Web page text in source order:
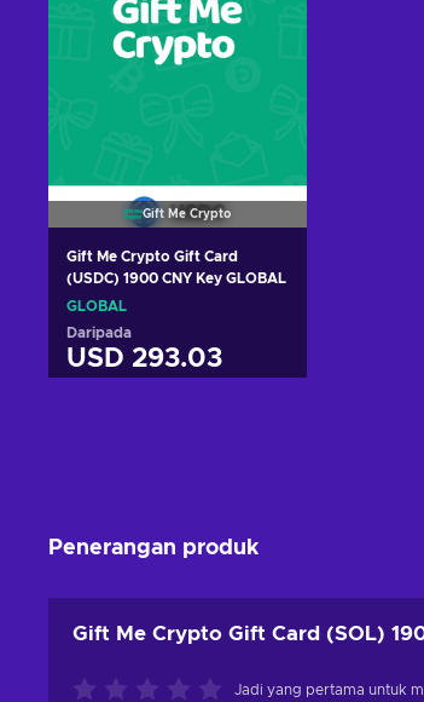
Gift Me Crypto
Gift Me Crypto Gift Card
(USDC) 1900 CNY Key GLOBAL
GLOBAL
Daripada
USD 293.03
Penerangan produk
Gift Me Crypto Gift Card (SOL)
Jadi yang pertama untuk